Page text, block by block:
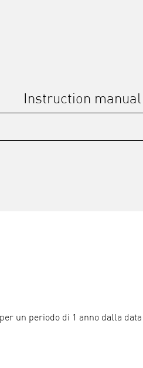
Instruction manual
un periodo di 1 anno dalla